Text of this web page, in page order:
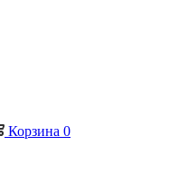
Корзина 0